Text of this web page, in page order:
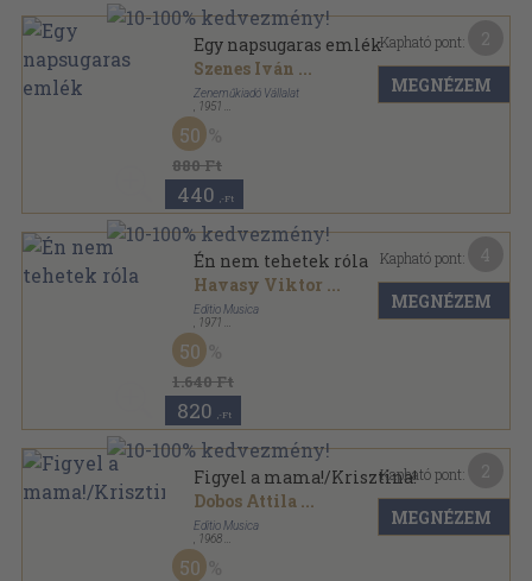
Egy napsugaras emlék
Szenes Iván ...
Zeneműkiadó Vállalat
1951
Papír
880 Ft
50
440 ,-Ft
Kapható pont:
MEGNÉZEM
Én nem tehetek róla
Havasy Viktor ...
Editio Musica
1971
Papír
1.640 Ft
50
820 ,-Ft
Kapható pont:
MEGNÉZEM
Figyel a mama!/Krisztina!
Dobos Attila ...
Editio Musica
1968
Papír
50
Kapható pont:
MEGNÉZEM